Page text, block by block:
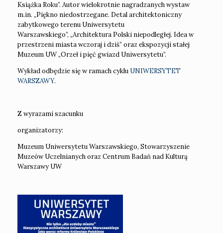
Książka Roku”. Autor wielokrotnie nagradzanych wystaw
m.in. „Piękno niedostrzegane. Detal architektoniczny
zabytkowego terenu Uniwersytetu
Warszawskiego”, „Architektura Polski niepodległej. Idea w
przestrzeni miasta wczoraj i dziś” oraz ekspozycji stałej
Muzeum UW „Orzeł i pięć gwiazd Uniwersytetu”.
Wykład odbędzie się w ramach cyklu UNIWERSYTET
WARSZAWY.
Z wyrazami szacunku
organizatorzy:
Muzeum Uniwersytetu Warszawskiego, Stowarzyszenie
Muzeów Uczelnianych oraz Centrum Badań nad Kulturą
Warszawy UW